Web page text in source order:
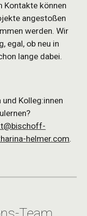
Kontakte können
angestoßen
werden. Wir
egal, ob neu in
lange dabei.
Kolleg:innen
helmer.com.